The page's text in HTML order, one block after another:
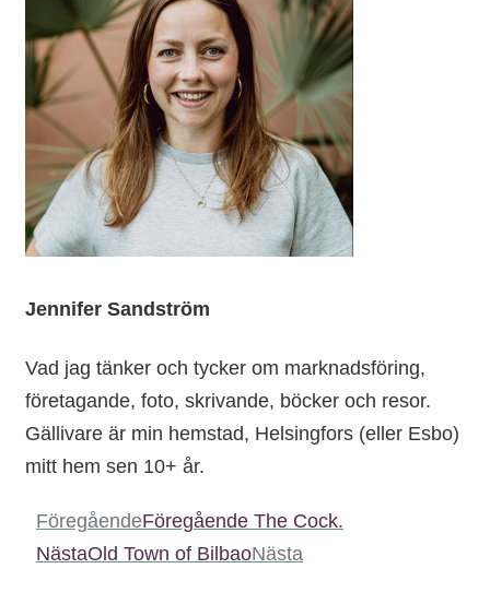
Jennifer Sandström
Vad jag tänker och tycker om marknadsföring,
företagande, foto, skrivande, böcker och resor.
Gällivare är min hemstad, Helsingfors (eller Esbo)
mitt hem sen 10+ år.
FöregåendeFöregående The Cock.
NästaOld Town of BilbaoNästa